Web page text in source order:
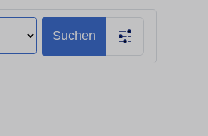
Suchen